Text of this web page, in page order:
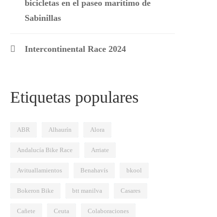
bicicletas en el paseo marítimo de
Sabinillas
Intercontinental Race 2024
Etiquetas populares
ABR Alhaurín Alora
Andalucía Bike Race Arriate
Avituallamientos Benahavís bkool
Bokeron Bike btt manilva Casares
Cañete Ceuta Colaboraciones